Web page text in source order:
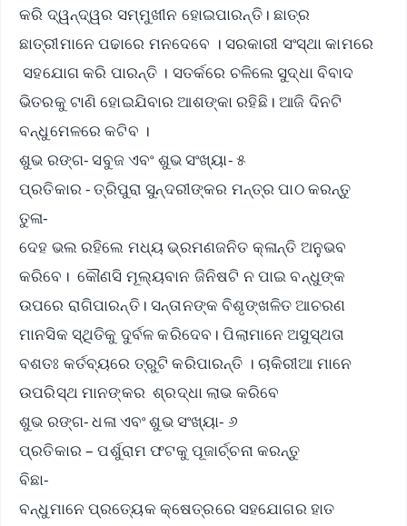
କରି ଦ୍ୱନ୍ଦ୍ୱର ସମ୍ମୁଖୀନ ହୋଇପାରନ୍ତି। ଛାତ୍ର
ଛାତ୍ରୀମାନେ ପଢାରେ ମନଦେବେ । ସରକାରୀ ସଂସ୍ଥା କାମରେ
ସହଯୋଗ କରି ପାରନ୍ତି । ସତର୍କରେ ଚଳିଲେ ସୁଦ୍ଧା ବିବାଦ
ଭିତରକୁ ଟାଣି ହୋଇଯିବାର ଆଶଙ୍କା ରହିଛି। ଆଜି ଦିନଟି
ବନ୍ଧୁମେଳରେ କଟିବ ।
ଶୁଭ ରଙ୍ଗ- ସବୁଜ ଏବଂ ଶୁଭ ସଂଖ୍ୟା- ୫
ପ୍ରତିକାର - ତ୍ରିପୁରା ସୁନ୍ଦରୀଙ୍କର ମନ୍ତ୍ର ପାଠ କରନ୍ତୁ
ତୁଳା-
ଦେହ ଭଲ ରହିଲେ ମଧ୍ୟ ଭ୍ରମଣଜନିତ କ୍ଳାନ୍ତି ଅନୁଭବ
କରିବେ। କୌଣସି ମୂଲ୍ୟବାନ ଜିନିଷଟି ନ ପାଇ ବନ୍ଧୁଙ୍କ
ଉପରେ ରାଗିପାରନ୍ତି। ସନ୍ତାନଙ୍କ ବିଶୃଙ୍ଖଳିତ ଆଚରଣ
ମାନସିକ ସ୍ଥିତିକୁ ଦୁର୍ବଳ କରିଦେବ। ପିଲାମାନେ ଅସୁସ୍ଥତା
ବଶତଃ କର୍ତବ୍ୟରେ ତ୍ରୁଟି କରିପାରନ୍ତି । ଚାକିରୀଆ ମାନେ
ଉପରିସ୍ଥ ମାନଙ୍କର ଶ୍ରଦ୍ଧା ଲାଭ କରିବେ
ଶୁଭ ରଙ୍ଗ- ଧଳା ଏବଂ ଶୁଭ ସଂଖ୍ୟା- ୬
ପ୍ରତିକାର – ପର୍ଶୁରାମ ଫଟକୁ ପୂଜାର୍ଚ୍ଚନା କରନ୍ତୁ
ବିଛା-
ବନ୍ଧୁମାନେ ପ୍ରତ୍ୟେକ କ୍ଷେତ୍ରରେ ସହଯୋଗର ହାତ